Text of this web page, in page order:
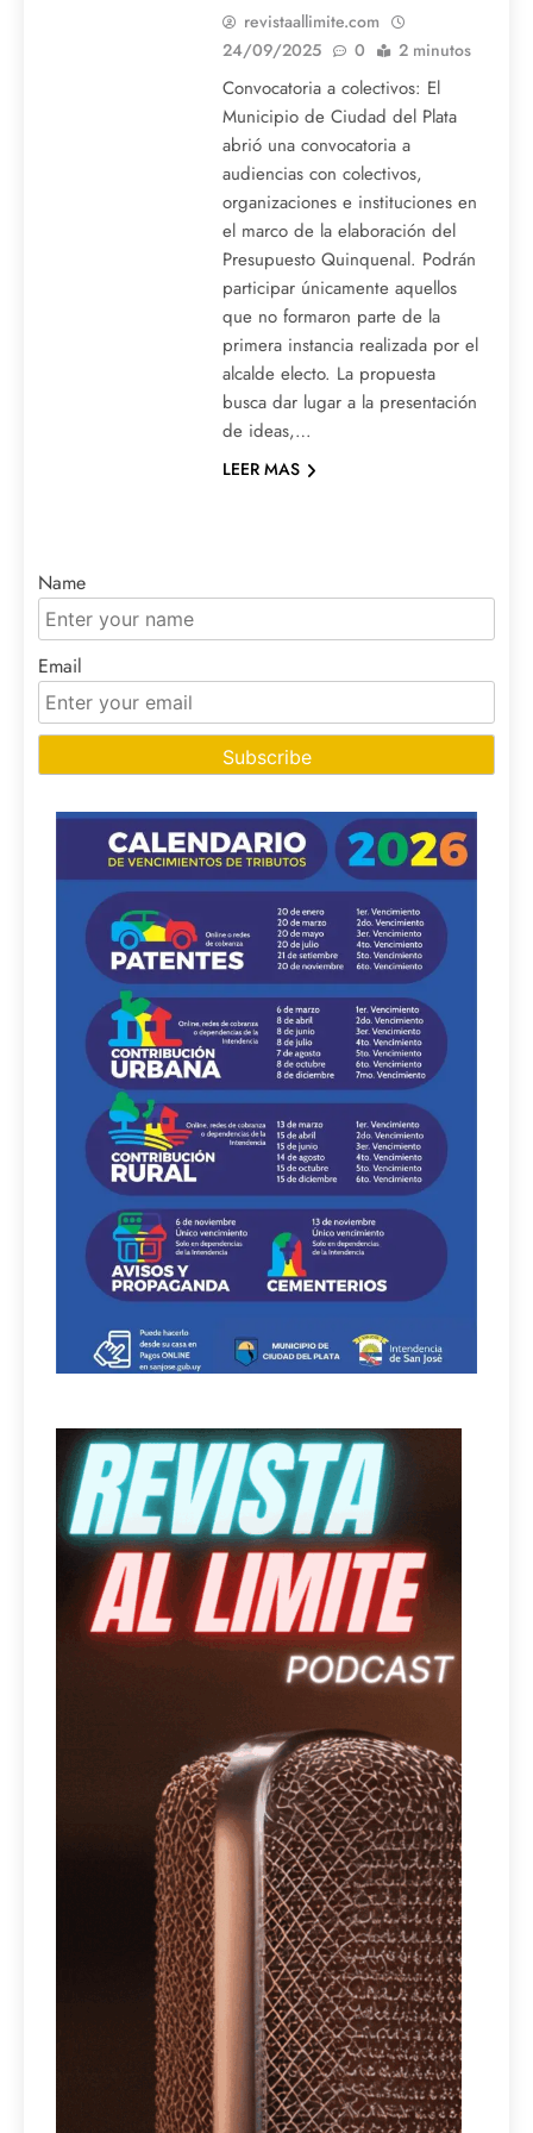
revistaallimite.com
24/09/2025
0 2 minutos
Convocatoria a colectivos: El
Municipio de Ciudad del Plata
abrió una convocatoria a
audiencias con colectivos,
organizaciones e instituciones en
el marco de la elaboración del
Presupuesto Quinquenal. Podrán
participar únicamente aquellos
que no formaron parte de la
primera instancia realizada por el
alcalde electo. La propuesta
busca dar lugar a la presentación
de ideas,…
LEER MAS
Name
Email